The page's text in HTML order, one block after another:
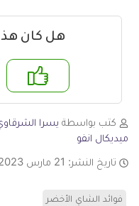
هل كان
لا
كتب بواسطة يسرا
ميديكال انفو
تاريخ النشر: 21 مارس 2023
فوائد الشاي الأخضر